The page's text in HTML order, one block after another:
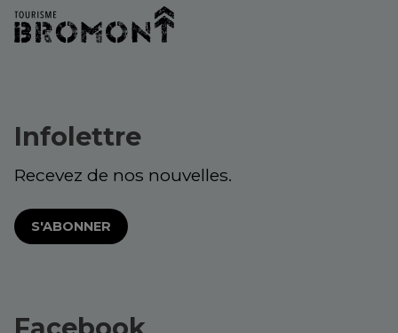
Infolettre
Recevez de nos nouvelles.
S'ABONNER